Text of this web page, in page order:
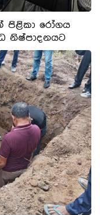
පිළිකා රෝගය
නිෂ්පාදනයට